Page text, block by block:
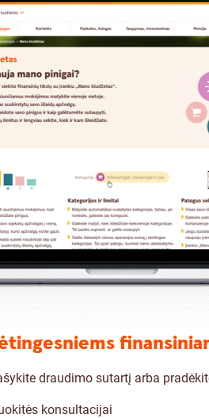
draudimo sutartį arba
konsultacijai